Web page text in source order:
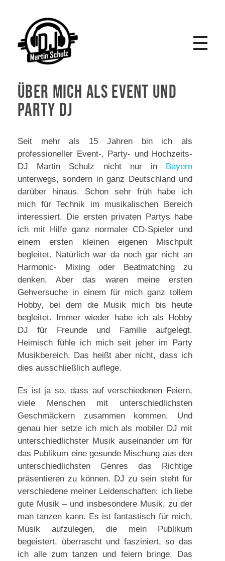
Über Mich als Event und
Party DJ
Seit mehr als 15 Jahren bin ich als
professioneller Event-, Party- und Hochzeits-
DJ Martin Schulz nicht nur in Bayern
unterwegs, sondern in ganz Deutschland und
darüber hinaus. Schon sehr früh habe ich
mich für Technik im musikalischen Bereich
interessiert. Die ersten privaten Partys habe
ich mit Hilfe ganz normaler CD-Spieler und
einem ersten kleinen eigenen Mischpult
begleitet. Natürlich war da noch gar nicht an
Harmonic- Mixing oder Beatmatching zu
denken. Aber das waren meine ersten
Gehversuche in einem für mich ganz tollem
Hobby, bei dem die Musik mich bis heute
begleitet. Immer wieder habe ich als Hobby
DJ für Freunde und Familie aufgelegt.
Heimisch fühle ich mich seit jeher im Party
Musikbereich. Das heißt aber nicht, dass ich
dies ausschließlich auflege.
Es ist ja so, dass auf verschiedenen Feiern,
viele Menschen mit unterschiedlichsten
Geschmäckern zusammen kommen. Und
genau hier setze ich mich als mobiler DJ mit
unterschiedlichster Musik auseinander um für
das Publikum eine gesunde Mischung aus den
unterschiedlichsten Genres das Richtige
präsentieren zu können. DJ zu sein steht für
verschiedene meiner Leidenschaften: ich liebe
gute Musik – und insbesondere Musik, zu der
man tanzen kann. Es ist fantastisch für mich,
Musik aufzulegen, die mein Publikum
begeistert, überrascht und fasziniert, so das
ich alle zum tanzen und feiern bringe. Das